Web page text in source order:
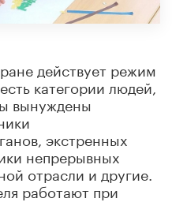
действует режим
категории людей,
вынуждены
экстренных
непрерывных
отрасли и другие.
работают при